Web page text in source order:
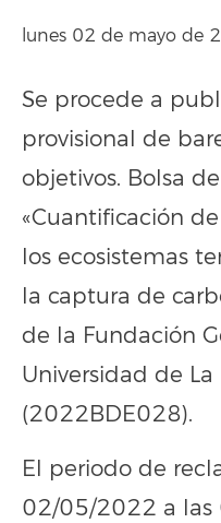
lunes 02 de mayo de
Se procede a
provisional de
objetivos. Bolsa
«Cuantificación
los ecosistemas
la captura de
de la Fundación
Universidad de La
(2022BDE028).
El periodo de
02/05/2022 a las